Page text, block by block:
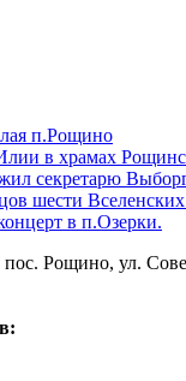
п.Рощино
в храмах
секретарю
шести
в п.Озерки.
пос. Рощино, ул.